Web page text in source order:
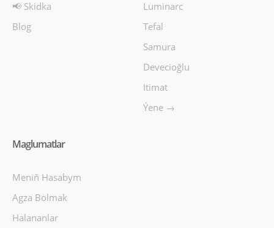
Gazan nabor 8 bölek Korkmaz Plata A2786
детское питание. • Кастрюля 20x11 см, 3,4 л: супы
4920manat
Availability
📢 Skidka
Blog
Luminarc
Tefal
Samura
Devecioğlu
Itimat
Ýene →
Maglumatlar
Meniň Hasabym
Agza Bolmak
Halananlar